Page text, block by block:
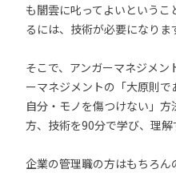
も闇雲に叱ってよいという
るには、技術が必要になりま
そこで、アンガーマネジメ
ーマネジメントの「大原則で
自分・モノを傷つけない」
方、技術を90分で学び、理解
企業の管理職の方はもちろ